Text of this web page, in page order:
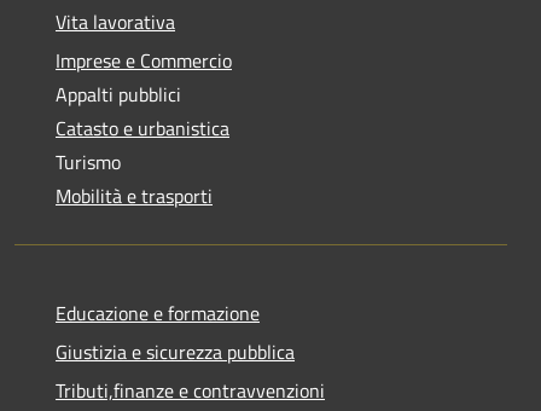
Vita lavorativa
Imprese e Commercio
Appalti pubblici
Catasto e urbanistica
Turismo
Mobilità e trasporti
Educazione e formazione
Giustizia e sicurezza pubblica
Tributi,finanze e contravvenzioni